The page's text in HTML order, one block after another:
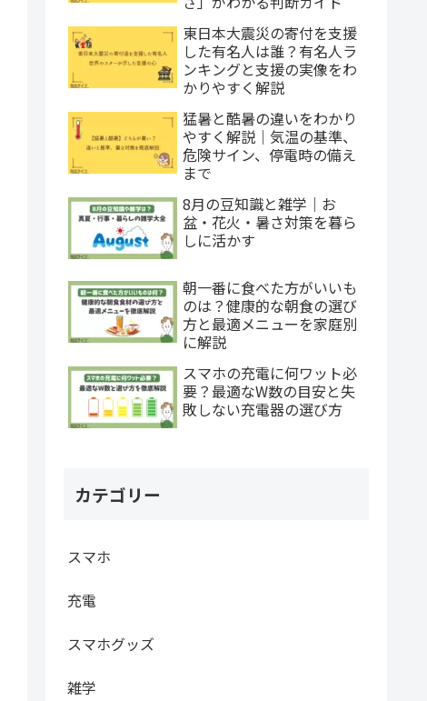
東日本大震災の寄付を支援
した有名人は誰？有名人ラ
ンキングと支援の実像をわ
かりやすく解説
猛暑と酷暑の違いをわかり
やすく解説｜気温の基準、
危険サイン、停電時の備え
まで
8月の豆知識と雑学｜お
盆・花火・暑さ対策を暮ら
しに活かす
朝一番に食べた方がいいも
のは？健康的な朝食の選び
方と最適メニューを家庭別
に解説
スマホの充電に何ワット必
要？最適なW数の目安と失
敗しない充電器の選び方
カテゴリー
スマホ
充電
スマホグッズ
雑学